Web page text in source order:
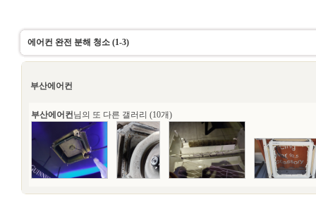
에어컨 완전 분해 청소 (1-3)
부산에어컨
부산에어컨님의 또 다른 갤러리 (10개)